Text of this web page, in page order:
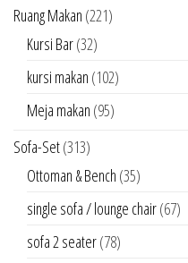
Ruang Makan (221)
Kursi Bar(32)
kursi makan (102)
Meja makan (95)
Sofa-Set(313)
Ottoman & Bench (35)
single sofa / lounge chair(67)
sofa 2 seater(78)